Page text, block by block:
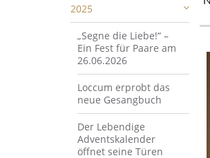
2025
„Segne die Liebe!“ –
Ein Fest für Paare am
26.06.2026
Loccum erprobt das
neue Gesangbuch
Der Lebendige
Adventskalender
öffnet seine Türen